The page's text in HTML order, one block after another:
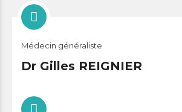
Médecin généraliste
Dr Gilles REIGNIER